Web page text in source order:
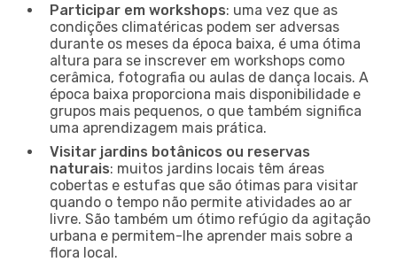
Participar em workshops: uma vez que as
condições climatéricas podem ser adversas
durante os meses da época baixa, é uma ótima
altura para se inscrever em workshops como
cerâmica, fotografia ou aulas de dança locais. A
época baixa proporciona mais disponibilidade e
grupos mais pequenos, o que também significa
uma aprendizagem mais prática.
Visitar jardins botânicos ou reservas
naturais: muitos jardins locais têm áreas
cobertas e estufas que são ótimas para visitar
quando o tempo não permite atividades ao ar
livre. São também um ótimo refúgio da agitação
urbana e permitem-lhe aprender mais sobre a
flora local.